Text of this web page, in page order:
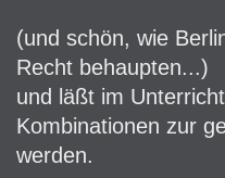
(und schön, wie
Recht behaupten...)
und läßt im
Kombinationen zur
werden.